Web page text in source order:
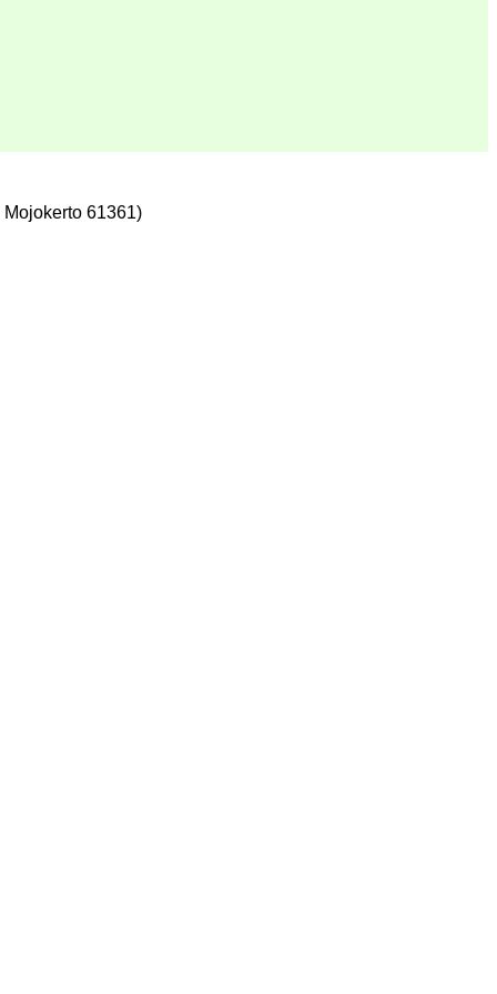
61361)